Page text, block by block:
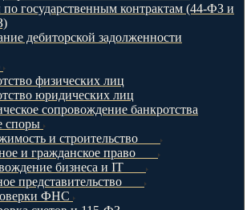
государственным контрактам (44-ФЗ и
дебиторской задолженности
физических лиц
юридических лиц
сопровождение банкротства
споры
и строительство
и гражданское право
бизнеса и IT
представительство
ФНС